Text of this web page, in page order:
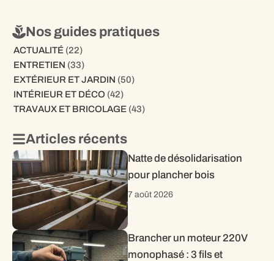
Nos guides pratiques
ACTUALITÉ(22)
ENTRETIEN (33)
EXTÉRIEUR ET JARDIN (50)
INTÉRIEUR ET DÉCO (42)
TRAVAUX ET BRICOLAGE(43)
Articles récents
Natte de désolidarisation
pour plancher bois
7 août 2026
Brancher un moteur 220V
monophasé : 3 fils et